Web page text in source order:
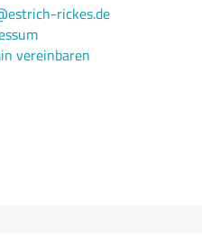
rickes.de
vereinbaren